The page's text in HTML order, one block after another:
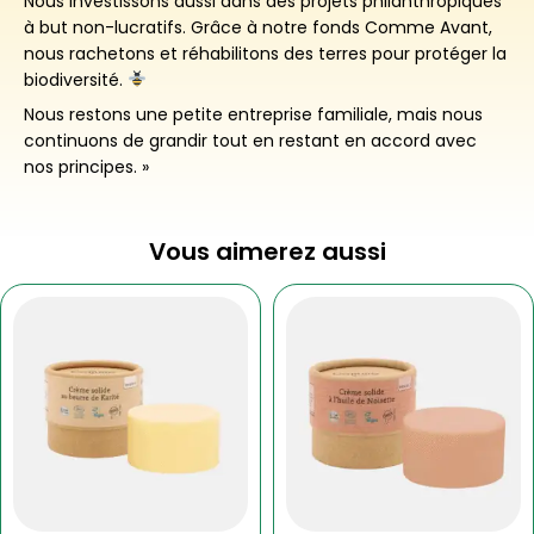
à but non-lucratifs. Grâce à notre fonds Comme Avant,
nous rachetons et réhabilitons des terres pour protéger la
biodiversité.
Nous restons une petite entreprise familiale, mais nous
continuons de grandir tout en restant en accord avec
nos principes. »
Vous aimerez aussi